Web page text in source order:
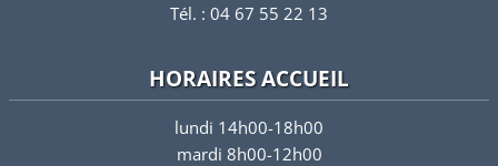
Tél. : 04 67 55 22 13
HORAIRES ACCUEIL
lundi 14h00-18h00
mardi 8h00-12h00